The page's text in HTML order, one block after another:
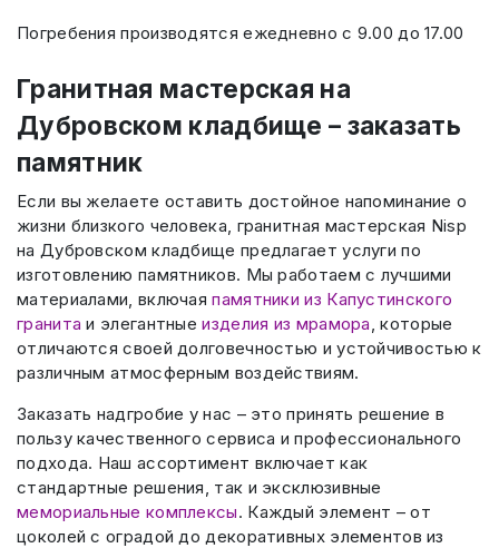
Погребения производятся ежедневно с 9.00 до 17.00
Гранитная мастерская на
Дубровском кладбище – заказать
памятник
Если вы желаете оставить достойное напоминание о
жизни близкого человека, гранитная мастерская Nisp
на Дубровском кладбище предлагает услуги по
изготовлению памятников. Мы работаем с лучшими
материалами, включаяпамятники из Капустинского
гранита и элегантныеизделия из мрамора, которые
отличаются своей долговечностью и устойчивостью к
различным атмосферным воздействиям.
Заказать надгробие у нас – это принять решение в
пользу качественного сервиса и профессионального
подхода. Наш ассортимент включает как
стандартные решения, так и эксклюзивные
мемориальные комплексы. Каждый элемент – от
цоколей с оградой до декоративных элементов из